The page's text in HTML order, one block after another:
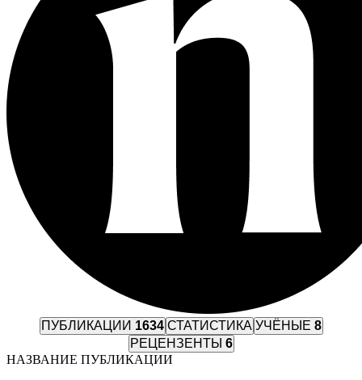
ПУБЛИКАЦИИ 1634 СТАТИСТИКА УЧЁНЫЕ 8
РЕЦЕНЗЕНТЫ 6
НАЗВАНИЕ ПУБЛИКАЦИИ